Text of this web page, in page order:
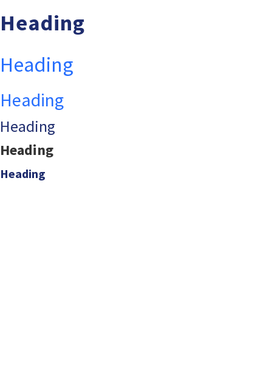
Heading
Heading
Heading
Heading
Heading
Heading